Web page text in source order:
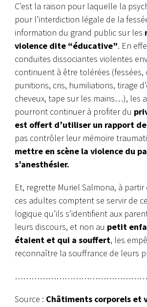
C’est la raison pour laquelle la
pour l’interdiction légale de la
information du grand public sur les
violence dite “éducative”. En
conduites dissociantes violentes
continuent à être tolérées (fessées,
punitions, cris, humiliations, tirage
cheveux, tape sur les mains…), les
pourront continuer à profiter du
est offert d’utiliser un rapport
pas contrôler leur mémoire
mettre en scène la violence du
s’anesthésier.
Et, regrette Muriel Salmona, à
ces adultes comptent se servir de
logique qu’ils s’identifient aux
leurs discours, et non au petit
étaient et qui a souffert, les
reconnaître la souffrance de leurs
Source : Châtiments corporels et